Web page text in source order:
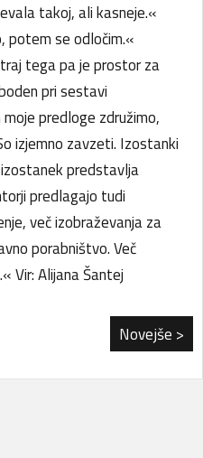
takoj, ali kasneje.«
potem se odločim.«
tega pa je prostor za
pri sestavi
predloge združimo,
izjemno zavzeti. Izostanki
predstavlja
predlagajo tudi
več izobraževanja za
porabništvo. Več
Vir: Alijana Šantej
Novejše >